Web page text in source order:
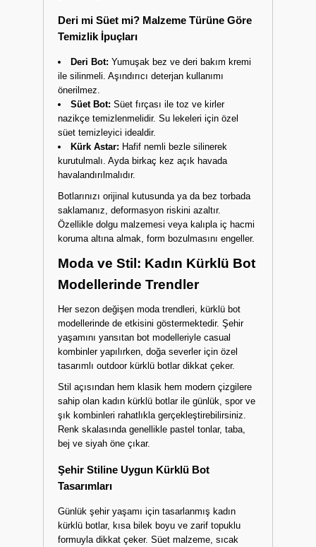
Deri mi Süet mi? Malzeme Türüne Göre
Temizlik İpuçları
Deri Bot: Yumuşak bez ve deri bakım kremi
ile silinmeli. Aşındırıcı deterjan kullanımı
önerilmez.
Süet Bot: Süet fırçası ile toz ve kirler
nazikçe temizlenmelidir. Su lekeleri için özel
süet temizleyici idealdir.
Kürk Astar: Hafif nemli bezle silinerek
kurutulmalı. Ayda birkaç kez açık havada
havalandırılmalıdır.
Botlarınızı orijinal kutusunda ya da bez torbada
saklamanız, deformasyon riskini azaltır.
Özellikle dolgu malzemesi veya kalıpla iç hacmi
koruma altına almak, form bozulmasını engeller.
Moda ve Stil: Kadın Kürklü Bot
Modellerinde Trendler
Her sezon değişen moda trendleri, kürklü bot
modellerinde de etkisini göstermektedir. Şehir
yaşamını yansıtan bot modelleriyle casual
kombinler yapılırken, doğa severler için özel
tasarımlı outdoor kürklü botlar dikkat çeker.
Stil açısından hem klasik hem modern çizgilere
sahip olan kadın kürklü botlar ile günlük, spor ve
şık kombinleri rahatlıkla gerçekleştirebilirsiniz.
Renk skalasında genellikle pastel tonlar, taba,
bej ve siyah öne çıkar.
Şehir Stiline Uygun Kürklü Bot
Tasarımları
Günlük şehir yaşamı için tasarlanmış kadın
kürklü botlar, kısa bilek boyu ve zarif topuklu
formuyla dikkat çeker. Süet malzeme, sıcak